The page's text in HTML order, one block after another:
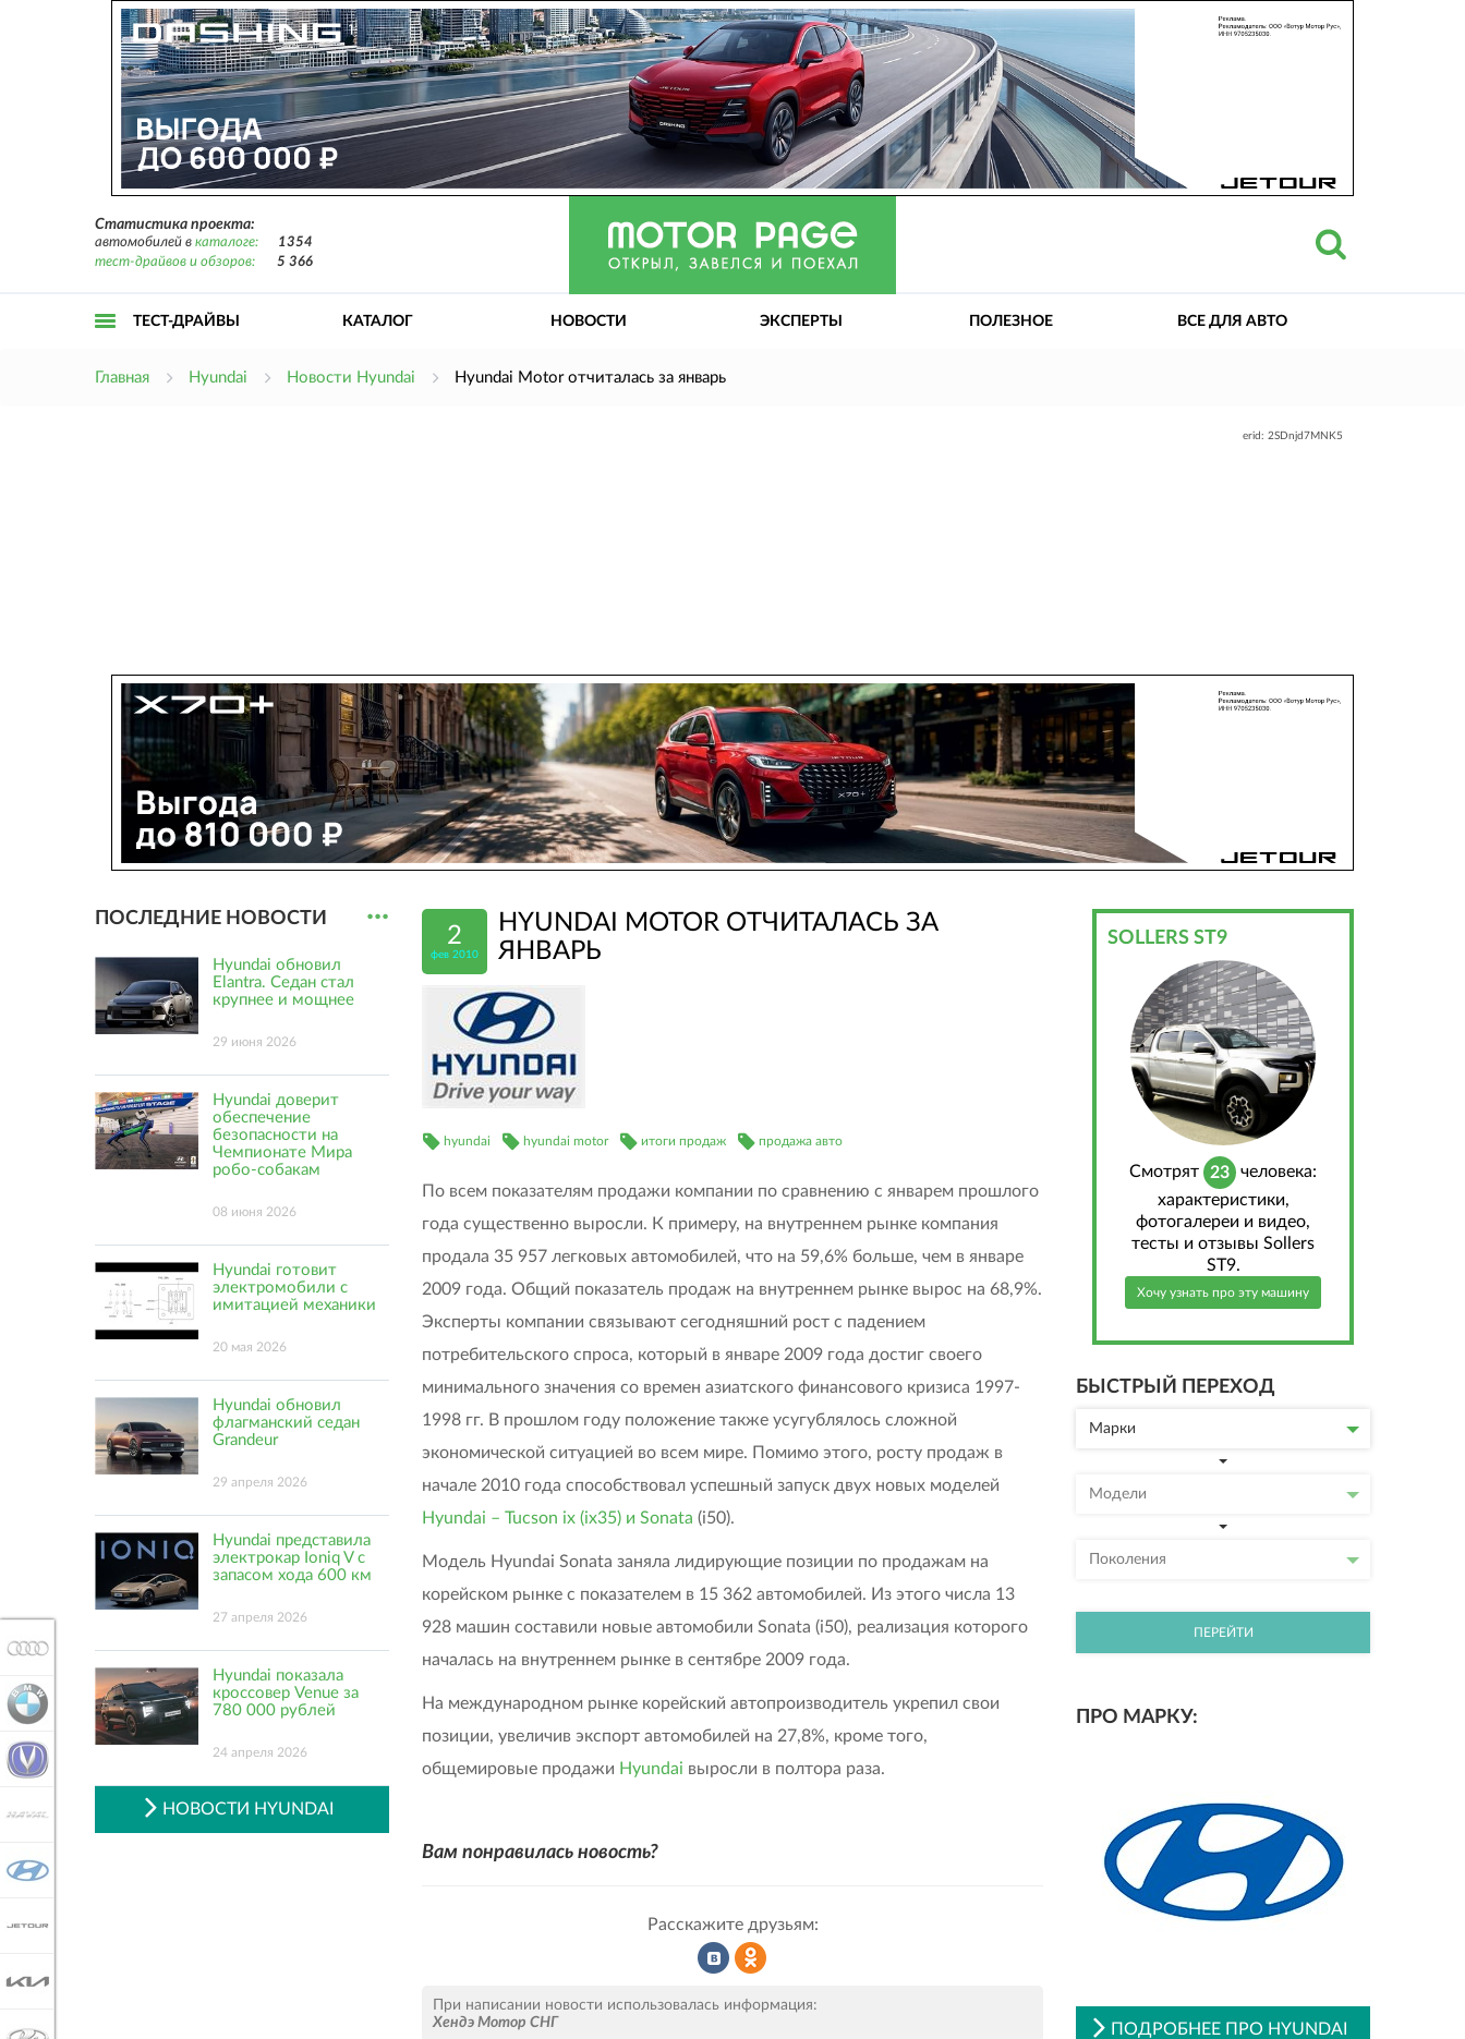
Статистика проекта:
автомобилей в каталоге:
1354
тест-драйвов и обзоров:
5 366
ТЕСТ-ДРАЙВЫ КАТАЛОГ НОВОСТИ ЭКСПЕРТЫ ПОЛЕЗНОЕ ВСЕ ДЛЯ АВТО
Главная Hyundai Новости Hyundai Hyundai Motor отчиталась за январь
erid: 2SDnjd7MNK5
2
фев 2010
HYUNDAI MOTOR ОТЧИТАЛАСЬ ЗА
ЯНВАРЬ
hyundai hyundai motor итоги продаж продажа авто
По всем показателям продажи компании по сравнению с январем прошлого
года существенно выросли. К примеру, на внутреннем рынке компания
продала 35 957 легковых автомобилей, что на 59,6% больше, чем в январе
2009 года. Общий показатель продаж на внутреннем рынке вырос на 68,9%.
Эксперты компании связывают сегодняшний рост с падением
потребительского спроса, который в январе 2009 года достиг своего
минимального значения со времен азиатского финансового кризиса 1997-
1998 гг. В прошлом году положение также усугублялось сложной
экономической ситуацией во всем мире. Помимо этого, росту продаж в
начале 2010 года способствовал успешный запуск двух новых моделей
Hyundai – Tucson ix (ix35) и Sonata (i50).
Модель Hyundai Sonata заняла лидирующие позиции по продажам на
корейском рынке с показателем в 15 362 автомобилей. Из этого числа 13
928 машин составили новые автомобили Sonata (i50), реализация которого
началась на внутреннем рынке в сентябре 2009 года.
На международном рынке корейский автопроизводитель укрепил свои
позиции, увеличив экспорт автомобилей на 27,8%, кроме того,
общемировые продажи Hyundai выросли в полтора раза.
Вам понравилась новость?
Расскажите друзьям:
При написании новости использовалась информация:
Хендэ Мотор СНГ
ПОСЛЕДНИЕ НОВОСТИ ...
Hyundai обновил
Elantra. Седан стал
крупнее и мощнее
29 июня 2026
Hyundai доверит
обеспечение
безопасности на
Чемпионате Мира
робо-собакам
08 июня 2026
Hyundai готовит
электромобили с
имитацией механики
20 мая 2026
Hyundai обновил
флагманский седан
Grandeur
29 апреля 2026
Hyundai представила
электрокар Ioniq V с
запасом хода 600 км
27 апреля 2026
Hyundai показала
кроссовер Venue за
780 000 рублей
24 апреля 2026
НОВОСТИ HYUNDAI
SOLLERS ST9
Cмотрят 23
человека:
характеристики,
фотогалереи и видео,
тесты и отзывы Sollers
ST9.
Хочу узнать про эту машину
БЫСТРЫЙ ПЕРЕХОД
Марки
Модели
Поколения
ПЕРЕЙТИ
ПРО МАРКУ:
ПОДРОБНЕЕ ПРО HYUNDAI
AUDI
BMW